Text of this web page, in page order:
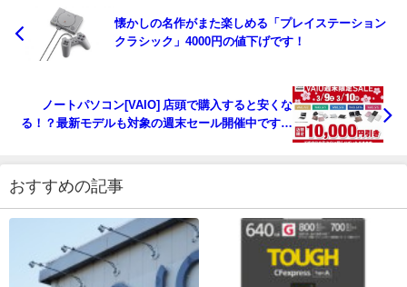
懐かしの名作がまた楽しめる「プレイステーション
クラシック」4000円の値下げです！
ノートパソコン[VAIO] 店頭で購入すると安くな
る！？最新モデルも対象の週末セール開催中です！
おすすめの記事